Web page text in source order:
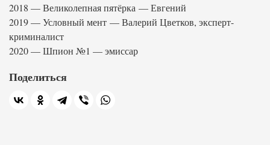
2018 — Великолепная пятёрка — Евгений
2019 — Условный мент — Валерий Цветков, эксперт-
криминалист
2020 — Шпион №1 — эмиссар
Поделиться